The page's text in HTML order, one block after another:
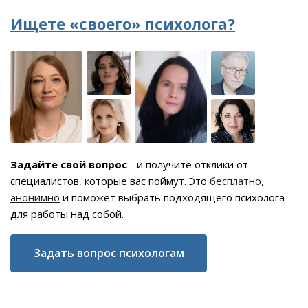
Ищете «своего» психолога?
Задайте свой вопрос - и получите отклики от
специалистов, которые вас поймут. Это бесплатно,
анонимно и поможет выбрать подходящего психолога
для работы над собой.
Задать вопрос психологам